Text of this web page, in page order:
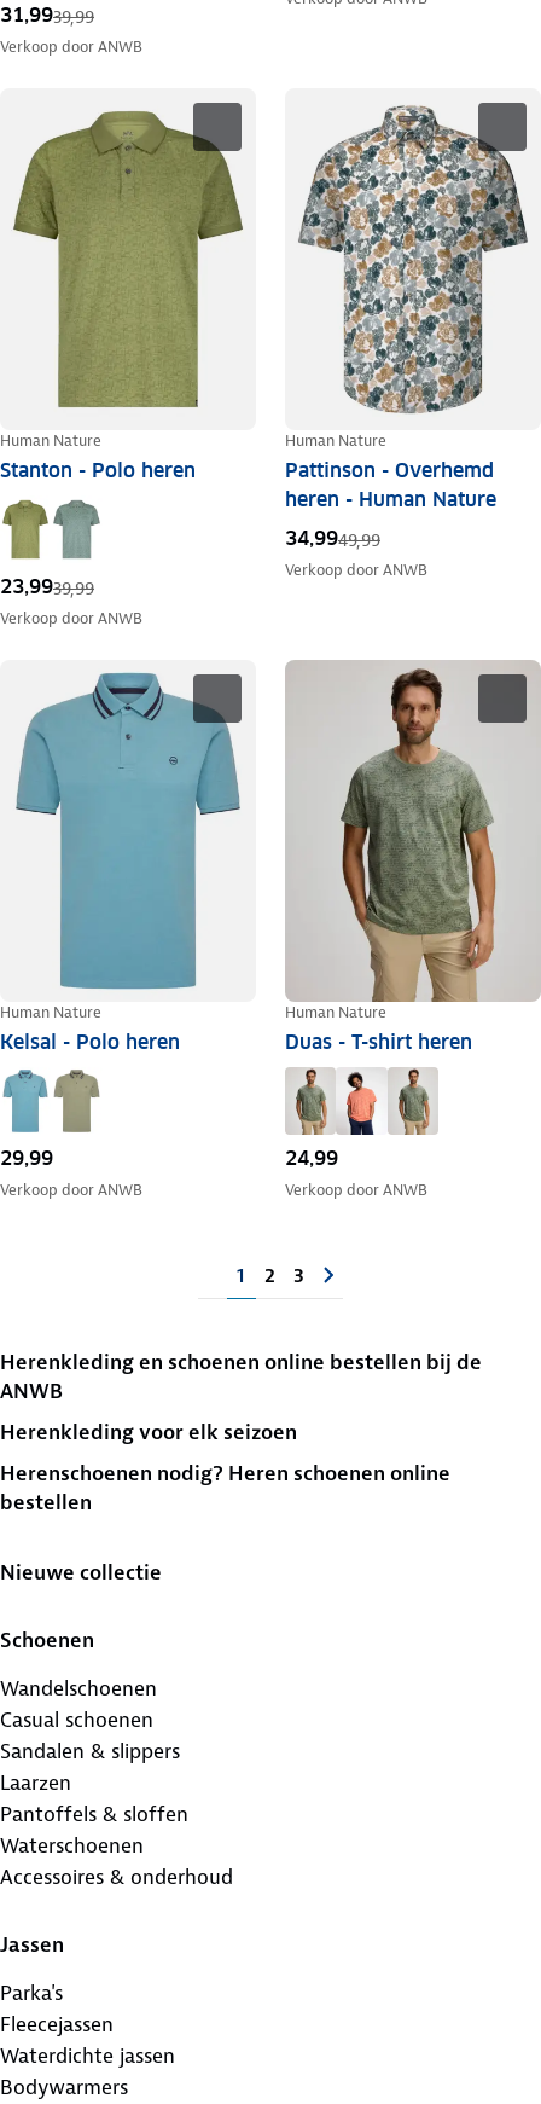
31,9939,99
Verkoop doorANWB
Human Nature
Stanton - Polo heren
23,9939,99
Verkoop doorANWB
Human Nature
Pattinson - Overhemd
heren - Human Nature
34,9949,99
Verkoop doorANWB
Human Nature
Kelsal - Polo heren
29,99
Verkoop doorANWB
Human Nature
Duas - T-shirt heren
24,99
Verkoop doorANWB
1 2 3
Herenkleding en schoenen online bestellen bij de
ANWB
Herenkleding voor elk seizoen
Herenschoenen nodig? Heren schoenen online
bestellen
Nieuwe collectie
Schoenen
Wandelschoenen
Casual schoenen
Sandalen & slippers
Laarzen
Pantoffels & sloffen
Waterschoenen
Accessoires & onderhoud
Jassen
Parka's
Fleecejassen
Waterdichte jassen
Bodywarmers